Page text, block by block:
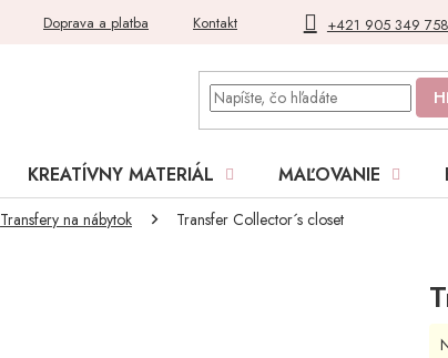
+421 905 349 758
Doprava a platba Kontakt Blog Moja
KREATÍVNY MATERIÁL MAĽOVANIE
Transfery na nábytok Transfer Collector´s closet